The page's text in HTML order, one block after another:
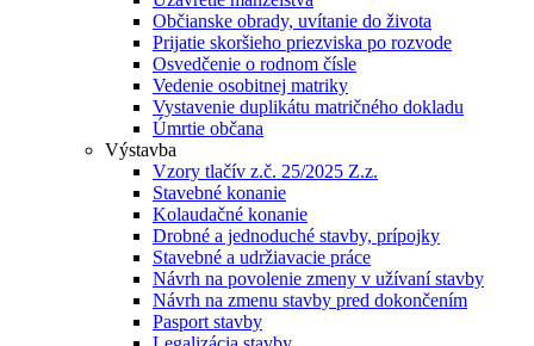
Občianske obrady, uvítanie do života
Prijatie skoršieho priezviska po rozvode
Osvedčenie o rodnom čísle
Vedenie osobitnej matriky
Vystavenie duplikátu matričného dokladu
Úmrtie občana
Výstavba
Vzory tlačív z.č. 25/2025 Z.z.
Stavebné konanie
Kolaudačné konanie
Drobné a jednoduché stavby, prípojky
Stavebné a udržiavacie práce
Návrh na povolenie zmeny v užívaní stavby
Návrh na zmenu stavby pred dokončením
Pasport stavby